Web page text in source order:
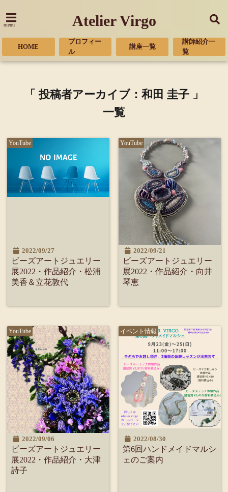
menu Atelier Virgo
HOME
プロフィー
ル
講座一覧
講師紹介一
覧
「 投稿者アーカイブ：和田 圭子 」
一覧
YouTube
2022/09/27
ビーズアートジュエリー
展2022・作品紹介・松浦
美香＆立花敦代
YouTube
2022/09/21
ビーズアートジュエリー
展2022・作品紹介・向井
琴恵
YouTube
2022/09/06
ビーズアートジュエリー
展2022・作品紹介・大津
詩子
イベント情報
2022/08/30
第6回ハンドメイドマルシ
ェのご案内